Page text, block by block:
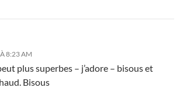
8:23 AM
plus superbes – j’adore – bisous et
Bisous